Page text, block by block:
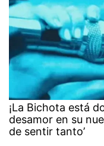
¡La Bichota está
desamor en su
de sentir tanto’